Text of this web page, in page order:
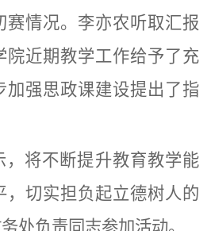
赛情况。李亦农听取汇报
院近期教学工作给予了充
加强思政课建设提出了指
，将不断提升教育教学能
，切实担负起立德树人的
处负责同志参加活动。